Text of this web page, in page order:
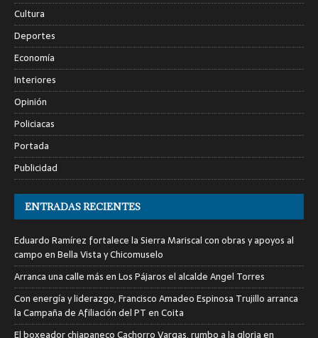
Cultura
Deportes
Economía
Interiores
Opinión
Policiacas
Portada
Publicidad
ENTRADAS RECIENTES
Eduardo Ramírez fortalece la Sierra Mariscal con obras y apoyos al
campo en Bella Vista y Chicomuselo
Arranca una calle más en Los Pájaros el alcalde Angel Torres
Con energía y liderazgo, Francisco Amadeo Espinosa Trujillo arranca
la Campaña de Afiliación del PT en Coita
El boxeador chiapaneco Cachorro Vargas, rumbo a la gloria en